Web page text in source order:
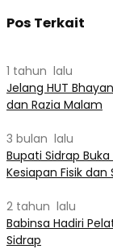
Pos Terkait
1 tahun lalu
Jelang HUT
dan Razia Malam
3 bulan lalu
Bupati Sidrap
Kesiapan Fisik dan
2 tahun lalu
Babinsa Hadiri
Sidrap